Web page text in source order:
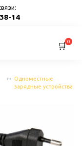
14
0
Одноместные
зарядные устройства